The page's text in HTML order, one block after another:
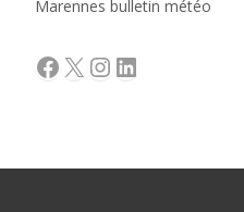
Marennes bulletin météo
Facebook
X Instagram
LinkedIn